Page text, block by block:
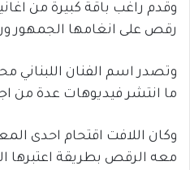
وقدم راغب باقة كبيرة من
رقص على انغامها الجمهور
وتصدر اسم الفنان اللبناني
ما انتشر فيديوهات عدة من
وكان اللافت اقتحام احدى
معه الرقص بطريقة اعتبرها